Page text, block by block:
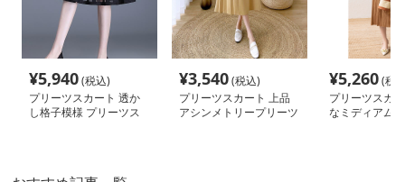
¥5,940(税込)
プリーツスカート 透か
し格子模様 プリーツス
¥3,540(税込)
プリーツスカート 上品
アシンメトリープリーツ
¥5,260(税
プリーツスカ
なミディアム